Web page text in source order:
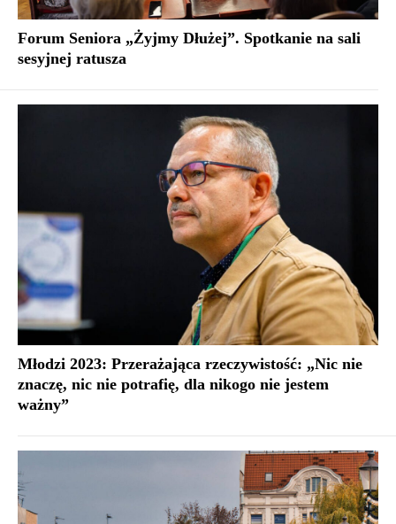
Forum Seniora „Żyjmy Dłużej”. Spotkanie na sali
sesyjnej ratusza
Młodzi 2023: Przerażająca rzeczywistość: „Nic nie
znaczę, nic nie potrafię, dla nikogo nie jestem
ważny”